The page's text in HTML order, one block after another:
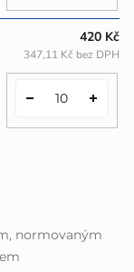
420 Kč
347,11 Kč bez DPH
normovaným